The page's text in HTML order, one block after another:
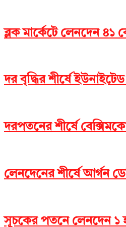
ব্লক মার্কেটে লেনদেন ৪১
দর বৃদ্ধির শীর্ষে ইউনাইটেড
দরপতনের শীর্ষে
লেনদেনের শীর্ষে আর্গন
সূচকের পতনে লেনদেন ১